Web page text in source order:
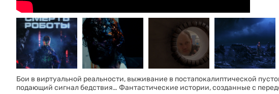
Бои в виртуальной реальности, выживание в постапокалиптической
подающий сигнал бедствия… Фантастические истории, созданные с